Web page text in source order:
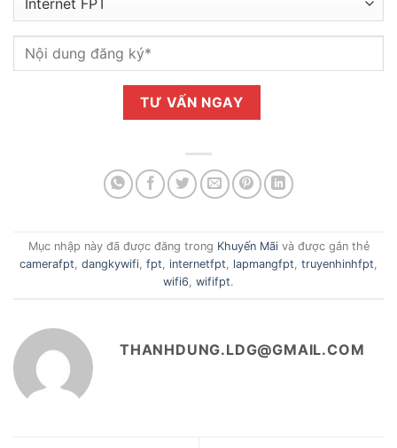
Mục nhập này đã được đăng trong Khuyến Mãivà được gắn thẻ
camerafpt, dangkywifi, fpt, internetfpt, lapmangfpt, truyenhinhfpt,
wifi6, wififpt.
THANHDUNG.LDG@GMAIL.COM